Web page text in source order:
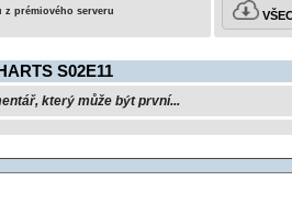
z prémiového serveru
S02E11
který může být první...